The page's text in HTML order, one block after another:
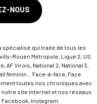
NOUS
spécialisé qui traite de tous les
Rouen Métropole, Ligue 2, US
AF Virois, National 2, National 3,
féminin... Face-à-face, Face
toutes nos chroniques avec
site internet et nos réseaux
Instagram.